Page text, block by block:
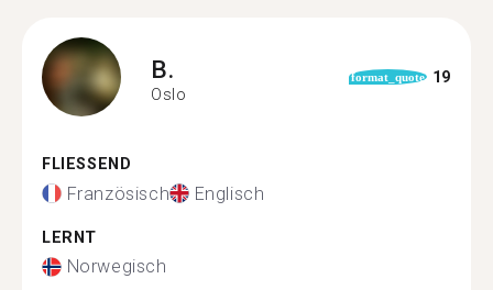
B.
Oslo
format_quote 19
FLIESSEND
Französisch Englisch
LERNT
Norwegisch